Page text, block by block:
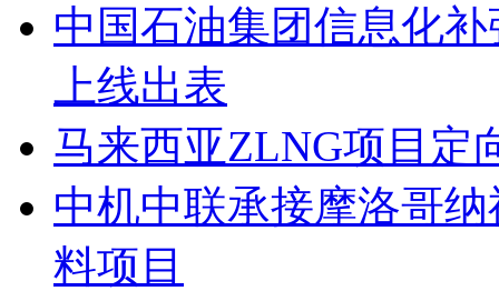
中国石油集团信息化
上线出表
马来西亚ZLNG项目定
中机中联承接摩洛哥
料项目